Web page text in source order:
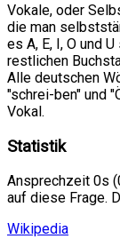
Vokale, oder
die man
es A, E, I, O und
restlichen
Alle deutschen
"schrei-ben" und
Vokal.
Statistik
Ansprechzeit 0s
auf diese Frage.
Wikipedia